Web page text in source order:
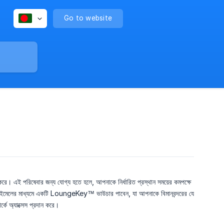
Go to website
এই পরিষেবার জন্য যোগ্য হতে হলে, আপনাকে নির্ধারিত প্রস্থান সময়ের কমপক্ষে
মাধ্যমে একটি LoungeKey™ ভাউচার পাবেন, যা আপনাকে বিমানবন্দরের যে
অ্যাক্সেস প্রদান করে।